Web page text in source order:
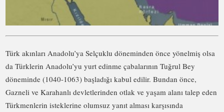
Türk akınları Anadolu’ya Selçuklu döneminden önce yönelmiş olsa
da Türklerin Anadolu’yu yurt edinme çabalarının Tuğrul Bey
döneminde (1040-1063) başladığı kabul edilir. Bundan önce,
Gazneli ve Karahanlı devletlerinden otlak ve yaşam alanı talep eden
Türkmenlerin isteklerine olumsuz yanıt alması karşısında